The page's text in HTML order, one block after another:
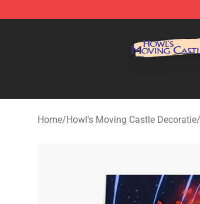
Howl's Moving Castle Store - Official
Home/Howl's Moving Castle Decoratie/